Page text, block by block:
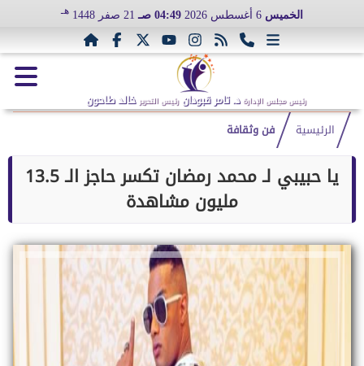
الخميس 04:49 صـ 21 صفر 1448 هـ
رئيس مجلس الإدارة د. تامر قبودان رئيس التحرير خالد طاحون
الرئيسية فن وثقافة
يا حبيبي لـ محمد رمضان تكسر حاجز الـ 13.5
مليون مشاهدة